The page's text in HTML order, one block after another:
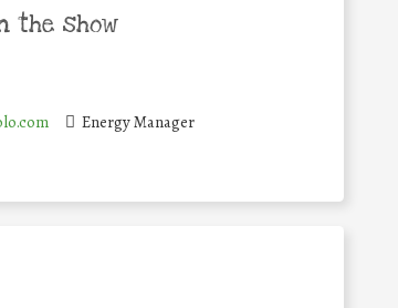
the show
Energy Manager